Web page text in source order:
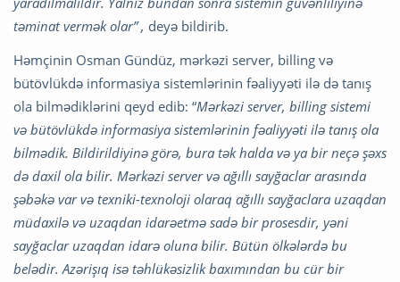
təminat vermək olar” , deyə bildirib.
Həmçinin Osman Gündüz, mərkəzi server, billing və
bütövlükdə informasiya sistemlərinin fəaliyyəti ilə də tanış
ola bilmədiklərini qeyd edib: “Mərkəzi server, billing sistemi
və bütövlükdə informasiya sistemlərinin fəaliyyəti ilə tanış ola
bilmədik. Bildirildiyinə görə, bura tək halda və ya bir neçə şəxs
də daxil ola bilir. Mərkəzi server və ağıllı sayğaclar arasında
şəbəkə var və texniki-texnoloji olaraq ağıllı sayğaclara uzaqdan
müdaxilə və uzaqdan idarəetmə sadə bir prosesdir, yəni
sayğaclar uzaqdan idarə oluna bilir. Bütün ölkələrdə bu
belədir. Azərişıq isə təhlükəsizlik baxımından bu cür bir